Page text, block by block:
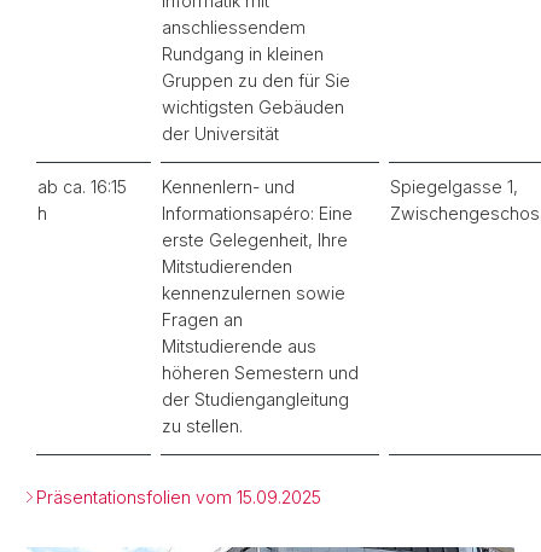
anschliessendem
Rundgang in kleinen
Gruppen zu den für Sie
wichtigsten Gebäuden
der Universität
ab ca. 16:15
h
Kennenlern- und
Informationsapéro: Eine
erste Gelegenheit, Ihre
Mitstudierenden
kennenzulernen sowie
Fragen an
Mitstudierende aus
höheren Semestern und
der Studiengangleitung
zu stellen.
Spiegelgasse 1,
Präsentationsfolien vom 15.09.2025